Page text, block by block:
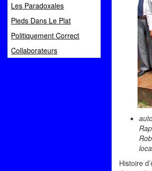
Les Paradoxales
Pieds Dans Le Plat
Politiquement Correct
Collaborateurs
Histoire